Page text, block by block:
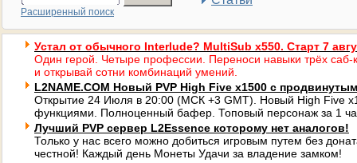
Расширенный поиск
Устал от обычного Interlude? MultiSub x550. Старт 7
Один герой. Четыре профессии. Переноси навыки трёх саб-
и открывай сотни комбинаций умений.
L2NAME.COM Новый PVP High Five x1500 с
Открытие 24 Июля в 20:00 (МСК +3 GMT). Новый High Five
функциями. Полноценный бафер. Топовый персонаж за 1
Лучший PVP сервер L2Essence которому нет аналогов!
Только у нас всего можно добиться игровым путем без
честной! Каждый день Монеты Удачи за владение замком!